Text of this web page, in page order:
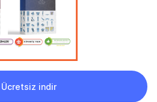
Ücretsiz indir